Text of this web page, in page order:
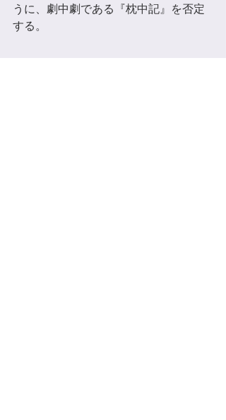
うに、劇中劇である『枕中記』を否定
する。